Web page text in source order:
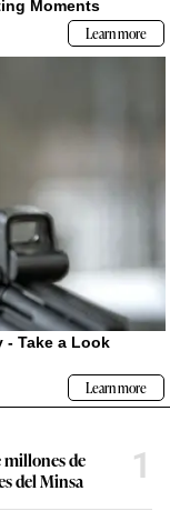
millones de
del Minsa
1